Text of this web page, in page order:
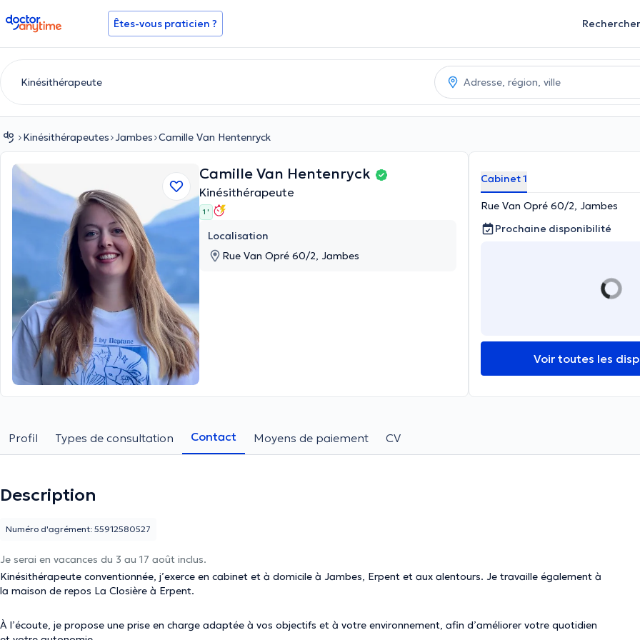
doctoranytime Êtes-vous praticien ? Rechercher
Kinésithérapeutes Jambes Camille Van Hentenryck
Camille Van Hentenryck
Kinésithérapeute
1 '
Localisation
Rue Van Opré 60/2, Jambes
Cabinet 1
Rue Van Opré 60/2, Jambes
Prochaine disponibilité
Voir toutes les
Profil Types de consultation Contact Moyens de paiement CV
Description
Je serai en vacances du 3 au 17 août inclus.
Kinésithérapeute conventionnée, j’exerce en cabinet et à domicile à Jambes, Erpent et aux alentours. Je travaille également à
la maison de repos La Closière à Erpent.
À l’écoute, je propose une prise en charge adaptée à vos objectifs et à votre environnement, afin d’améliorer votre quotidien
Numéro d'agrément: 55912580527